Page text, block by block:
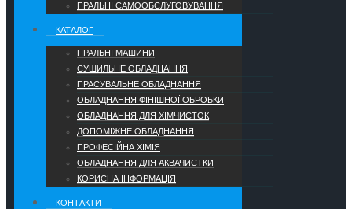
ПРАЛЬНІ САМООБСЛУГОВУВАННЯ
КАТАЛОГ
ПРАЛЬНІ МАШИНИ
СУШИЛЬНЕ ОБЛАДНАННЯ
ПРАСУВАЛЬНЕ ОБЛАДНАННЯ
ОБЛАДНАННЯ ФІНІШНОЇ ОБРОБКИ
ОБЛАДНАННЯ ДЛЯ ХІМЧИСТОК
ДОПОМІЖНЕ ОБЛАДНАННЯ
ПРОФЕСІЙНА ХІМІЯ
ОБЛАДНАННЯ ДЛЯ АКВАЧИСТКИ
КОРИСНА ІНФОРМАЦІЯ
КОНТАКТИ